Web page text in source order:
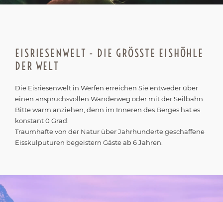
EISRIESENWELT - DIE GRÖSSTE EISHÖHLE D
ER WELT
Die Eisriesenwelt in Werfen erreichen Sie entweder über
einen anspruchsvollen Wanderweg oder mit der Seilbahn.
Bitte warm anziehen, denn im Inneren des Berges hat es
konstant 0 Grad.
Traumhafte von der Natur über Jahrhunderte geschaffene
Eisskulputuren begeistern Gäste ab 6 Jahren.